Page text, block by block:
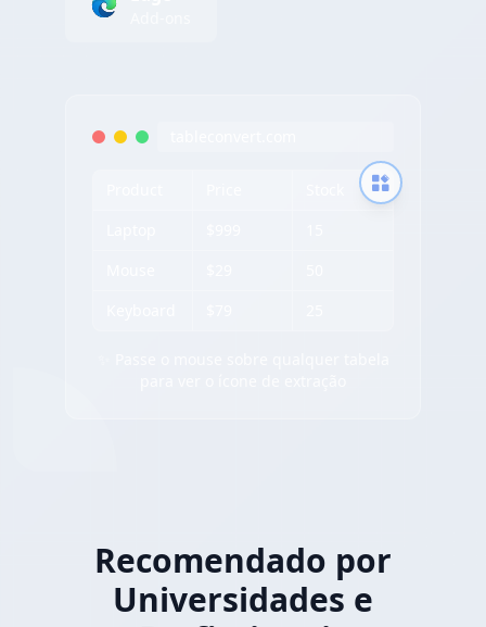
Recomendado por
Universidades e